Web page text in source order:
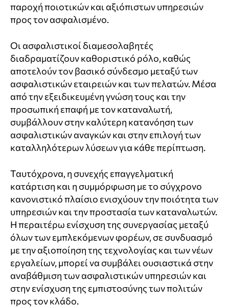
παροχή ποιοτικών και αξιόπιστων υπηρεσιών
προς τον ασφαλισμένο.
Οι ασφαλιστικοί διαμεσολαβητές
διαδραματίζουν καθοριστικό ρόλο, καθώς
αποτελούν τον βασικό σύνδεσμο μεταξύ των
ασφαλιστικών εταιρειών και των πελατών. Μέσα
από την εξειδικευμένη γνώση τους και την
προσωπική επαφή με τον καταναλωτή,
συμβάλλουν στην καλύτερη κατανόηση των
ασφαλιστικών αναγκών και στην επιλογή των
καταλληλότερων λύσεων για κάθε περίπτωση.
Ταυτόχρονα, η συνεχής επαγγελματική
κατάρτιση και η συμμόρφωση με το σύγχρονο
κανονιστικό πλαίσιο ενισχύουν την ποιότητα των
υπηρεσιών και την προστασία των καταναλωτών.
Η περαιτέρω ενίσχυση της συνεργασίας μεταξύ
όλων των εμπλεκόμενων φορέων, σε συνδυασμό
με την αξιοποίηση της τεχνολογίας και των νέων
εργαλείων, μπορεί να συμβάλει ουσιαστικά στην
αναβάθμιση των ασφαλιστικών υπηρεσιών και
στην ενίσχυση της εμπιστοσύνης των πολιτών
προς τον κλάδο.